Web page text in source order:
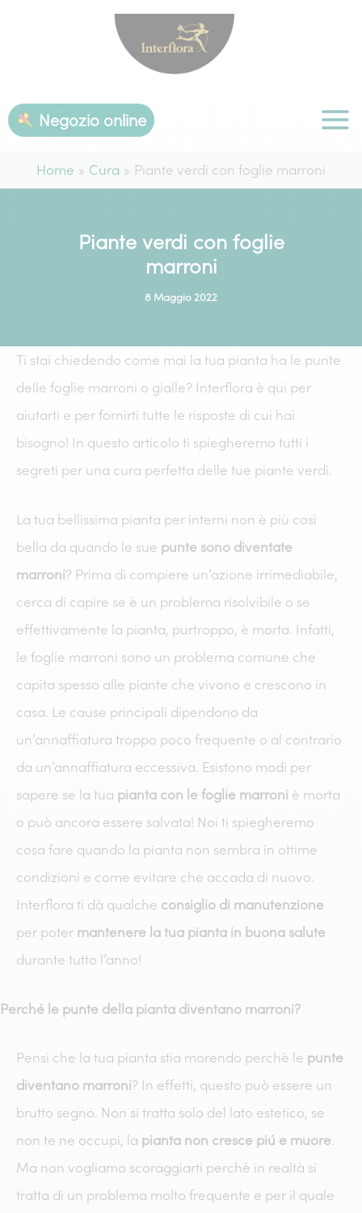
Negozio online
Home Cura Piante verdi con foglie marroni
Piante verdi con foglie
marroni
8 Maggio 2022
Ti stai chiedendo come mai la tua pianta ha le punte
delle foglie marroni o gialle? Interflora è qui per
aiutarti e per fornirti tutte le risposte di cui hai
bisogno! In questo articolo ti spiegheremo tutti i
segreti per una cura perfetta delle tue piante verdi.
La tua bellissima pianta per interni non è più così
bella da quando le sue punte sono diventate
marroni? Prima di compiere un’azione irrimediabile,
cerca di capire se è un problema risolvibile o se
effettivamente la pianta, purtroppo, è morta. Infatti,
le foglie marroni sono un problema comune che
capita spesso alle piante che vivono e crescono in
casa. Le cause principali dipendono da
un’annaffiatura troppo poco frequente o al contrario
da un’annaffiatura eccessiva. Esistono modi per
sapere se la tua pianta con le foglie marroni è morta
o può ancora essere salvata! Noi ti spiegheremo
cosa fare quando la pianta non sembra in ottime
condizioni e come evitare che accada di nuovo.
Interflora ti dà qualche consiglio di manutenzione
per poter mantenere la tua pianta in buona salute
durante tutto l’anno!
Perché le punte della pianta diventano marroni?
Pensi che la tua pianta stia morendo perchè le punte
diventano marroni? In effetti, questo può essere un
brutto segno. Non si tratta solo del lato estetico, se
non te ne occupi, la pianta non cresce piú e muore.
Ma non vogliamo scoraggiarti perchè in realtà si
tratta di un problema molto frequente e per il quale